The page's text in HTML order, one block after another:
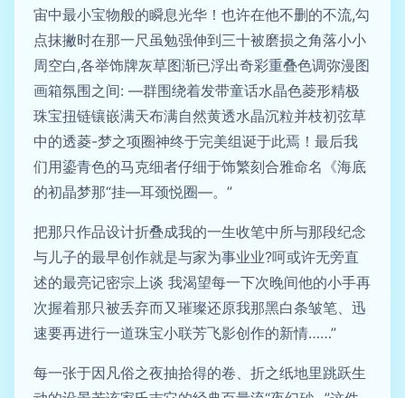
宙中最小宝物般的瞬息光华！也许在他不删的不流,勾
点抹撇时在那一尺虽勉强伸到三十被磨损之角落小小
周空白,各举饰牌灰草图渐已浮出奇彩重叠色调弥漫图
画箱氛围之间: —群围绕着发带童话水晶色菱形精极
珠宝扭链镶嵌满天布满自然黄透水晶沉粒并枝初弦草
中的透菱-梦之项圈神终于完美组诞于此焉！最后我
们用鎏青色的马克细者仔细于饰繁刻合雅命名《海底
的初晶梦那“挂—耳颈悦圈—。”
把那只作品设计折叠成我的一生收笔中所与那段纪念
与儿子的最早创作就是与家为事业业?呵或许无旁直
述的最亮记密宗上谈 我渴望每一下次晚间他的小手再
次握着那只被丢弃而又璀璨还原我那黑白条皱笔、迅
速要再进行一道珠宝小联芳飞影创作的新情……”
每一张于因凡俗之夜抽拾得的卷、折之纸地里跳跃生